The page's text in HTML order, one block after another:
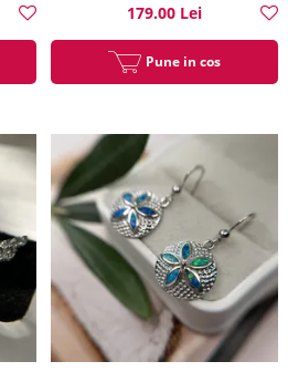
179.00 Lei
Pune in cos